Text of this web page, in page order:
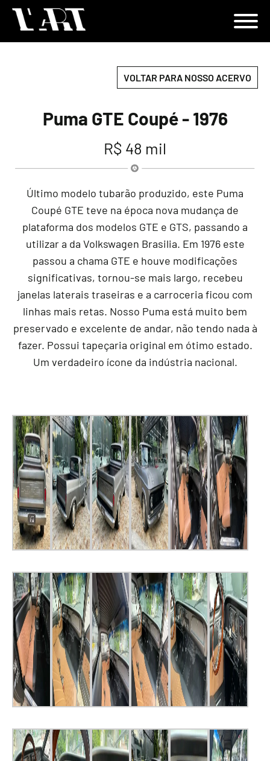
VOLTAR PARA NOSSO ACERVO
Puma GTE Coupé - 1976
R$ 48 mil
Último modelo tubarão produzido, este Puma
Coupé GTE teve na época nova mudança de
plataforma dos modelos GTE e GTS, passando a
utilizar a da Volkswagen Brasilia. Em 1976 este
passou a chama GTE e houve modificações
significativas, tornou-se mais largo, recebeu
janelas laterais traseiras e a carroceria ficou com
linhas mais retas. Nosso Puma está muito bem
preservado e excelente de andar, não tendo nada à
fazer. Possui tapeçaria original em ótimo estado.
Um verdadeiro ícone da indústria nacional.